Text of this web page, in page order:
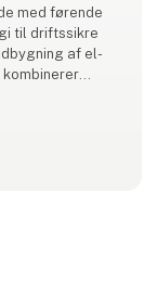
med førende
til driftssikre
af el-